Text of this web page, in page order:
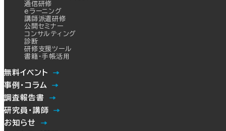
通信研修
eラーニング
講師派遣研修
公開セミナー
コンサルティング
診断
研修支援ツール
書籍・手帳活用
無料イベント
事例・コラム
調査報告書
研究員・講師
お知らせ